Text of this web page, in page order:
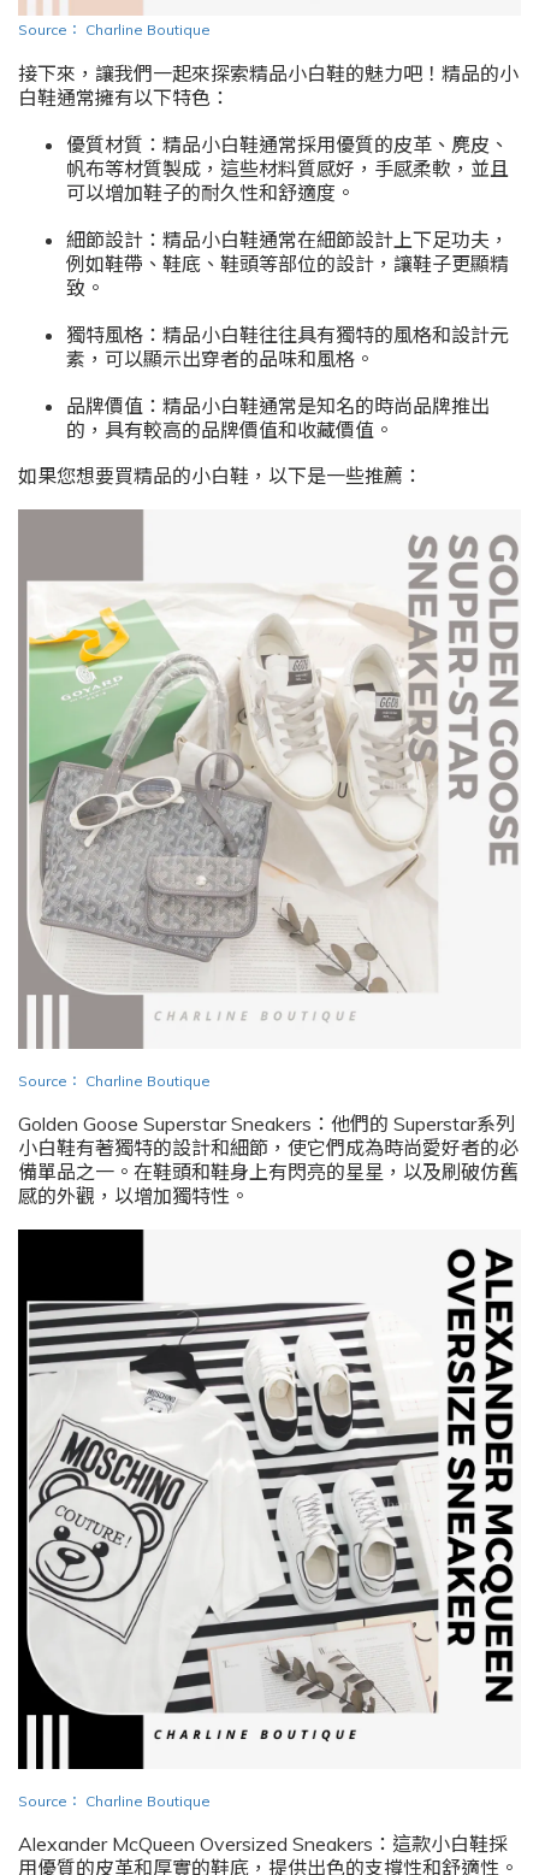
Source ： Charline Boutique
接下來，讓我們一起來探索精品小白鞋的魅力吧！精品的小
白鞋通常擁有以下特色：
優質材質：精品小白鞋通常採用優質的皮革、麂皮、
帆布等材質製成，這些材料質感好，手感柔軟，並且
可以增加鞋子的耐久性和舒適度。
細節設計：精品小白鞋通常在細節設計上下足功夫，
例如鞋帶、鞋底、鞋頭等部位的設計，讓鞋子更顯精
致。
獨特風格：精品小白鞋往往具有獨特的風格和設計元
素，可以顯示出穿者的品味和風格。
品牌價值：精品小白鞋通常是知名的時尚品牌推出
的，具有較高的品牌價值和收藏價值。
如果您想要買精品的小白鞋，以下是一些推薦：
Source ： Charline Boutique
Golden Goose Superstar Sneakers：他們的 Superstar系列
小白鞋有著獨特的設計和細節，使它們成為時尚愛好者的必
備單品之一。在鞋頭和鞋身上有閃亮的星星，以及刷破仿舊
感的外觀，以增加獨特性。
Source ： Charline Boutique
Alexander McQueen Oversized Sneakers：這款小白鞋採
用優質的皮革和厚實的鞋底，提供出色的支撐性和舒適性。